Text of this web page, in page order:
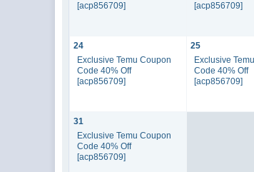
[acp856709]
[acp856709]
24
Exclusive Temu Coupon
Code 40% Off
[acp856709]
25
Exclusive
Code 40% Off
[acp856709]
31
Exclusive Temu Coupon
Code 40% Off
[acp856709]